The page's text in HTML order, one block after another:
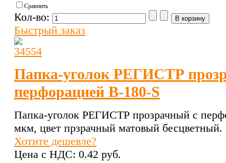
Сравнить
Кол-во:
Быстрый заказ
Папка-уголок РЕГИСТР
перфорацией В-180-S
Папка-уголок РЕГИСТР прозрачный с
мкм, цвет прзрачный матовый бесцветный.
Хотите дешевле?
Цена с НДС: 0.42 pуб.